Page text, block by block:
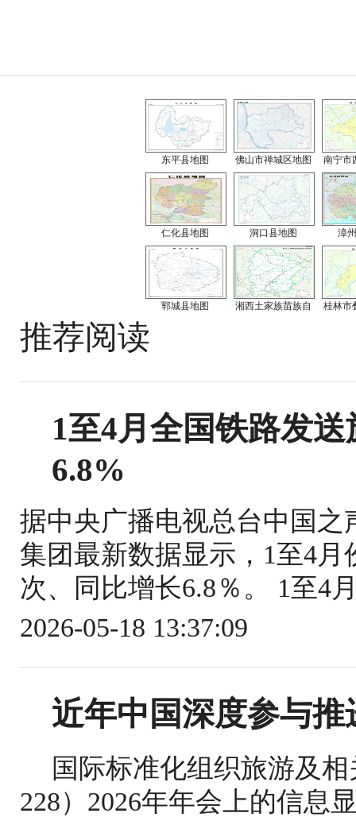
东平县地图 佛山市禅城区地图 南宁市
仁化县地图 洞口县地图 漳
郓城县地图 湘西土家族苗族自 桂林市
推荐阅读
1至4月全国铁路发
6.8%
据中央广播电视总台中国
集团最新数据显示，1至4月
次、同比增长6.8％。 1至4
2026-05-18 13:37:09
近年中国深度参与
国际标准化组织旅游及
228）2026年年会上的信息